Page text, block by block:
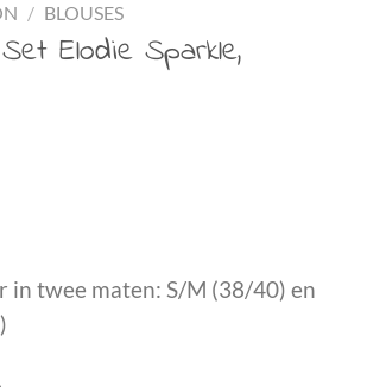
/ BLOUSES
Elodie Sparkle,
in twee maten: S/M (38/40) en